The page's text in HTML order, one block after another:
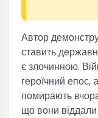
Автор
ставить
є злочинною.
героїчний
помирають
що вони віддали